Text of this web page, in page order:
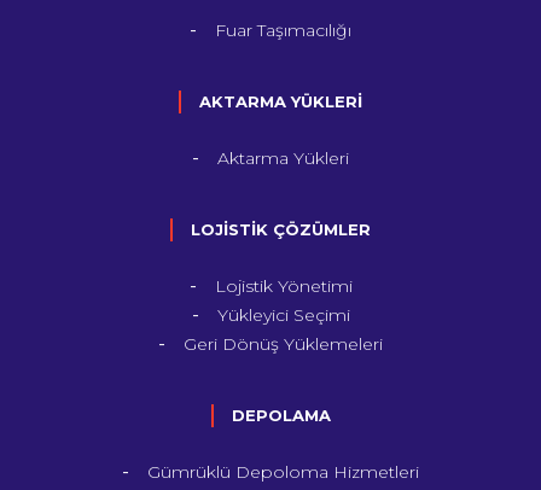
Fuar Taşımacılığı
AKTARMA YÜKLERİ
Aktarma Yükleri
LOJİSTİK ÇÖZÜMLER
Lojistik Yönetimi
Yükleyici Seçimi
Geri Dönüş Yüklemeleri
DEPOLAMA
Gümrüklü Depoloma Hizmetleri